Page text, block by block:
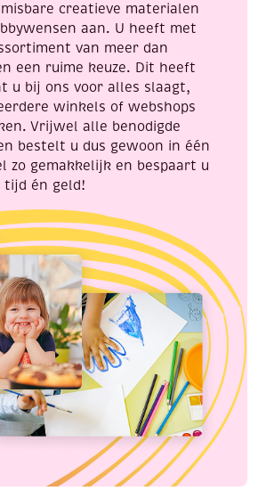
creatieve materialen
aan. U heeft met
van meer dan
een ruime keuze. Dit heeft
u bij ons voor alles slaagt,
winkels of webshops
Vrijwel alle benodigde
bestelt u dus gewoon in één
zo gemakkelijk en bespaart u
tijd én geld!